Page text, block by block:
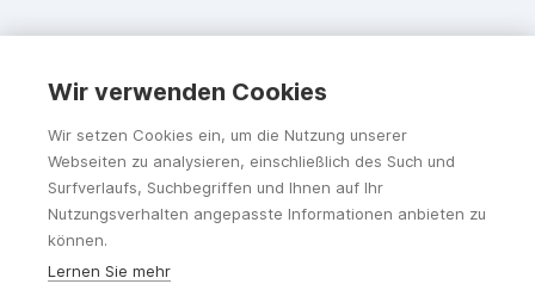
Wir verwenden Cookies
Wir setzen Cookies ein, um die Nutzung unserer
Webseiten zu analysieren, einschließlich des Such und
Surfverlaufs, Suchbegriffen und Ihnen auf Ihr
Nutzungsverhalten angepasste Informationen anbieten zu
können.
Lernen Sie mehr